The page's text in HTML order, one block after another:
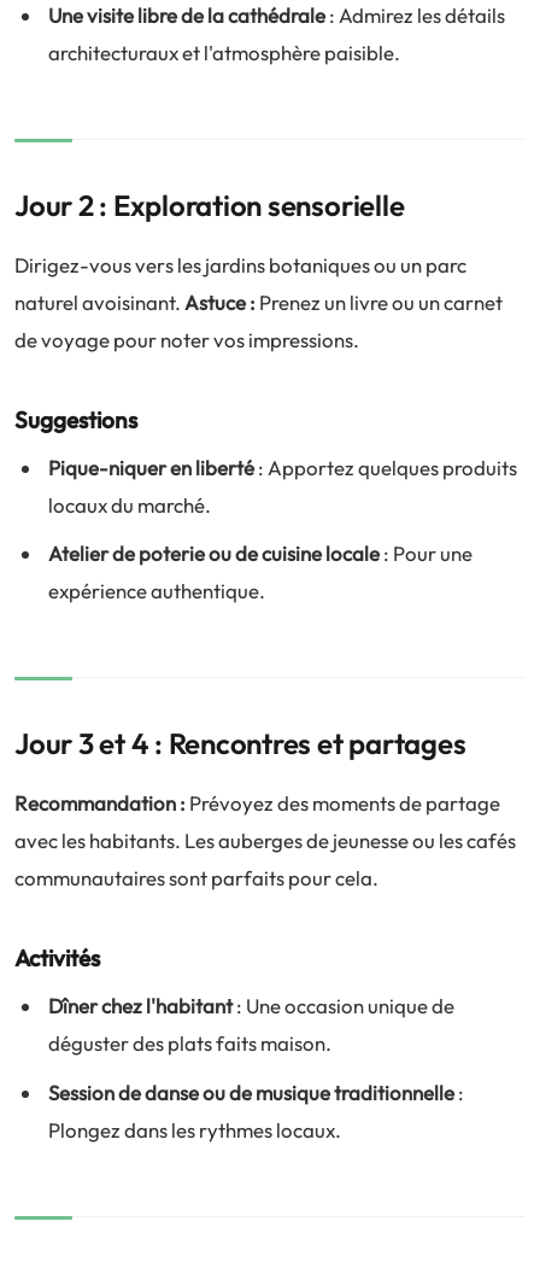
Une visite libre de la cathédrale: Admirez les détails
architecturaux et l'atmosphère paisible.
Jour 2 : Exploration sensorielle
Dirigez-vous vers les jardins botaniques ou un parc
naturel avoisinant. Astuce : Prenez un livre ou un carnet
de voyage pour noter vos impressions.
Suggestions
Pique-niquer en liberté: Apportez quelques produits
locaux du marché.
Atelier de poterie ou de cuisine locale: Pour une
expérience authentique.
Jour 3 et 4 : Rencontres et partages
Recommandation : Prévoyez des moments de partage
avec les habitants. Les auberges de jeunesse ou les cafés
communautaires sont parfaits pour cela.
Activités
Dîner chez l'habitant: Une occasion unique de
déguster des plats faits maison.
Session de danse ou de musique traditionnelle:
Plongez dans les rythmes locaux.